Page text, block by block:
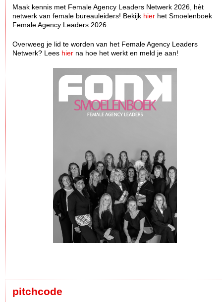
Maak kennis met Female Agency Leaders Netwerk 2026, hèt
netwerk van female bureauleiders! Bekijk hier het Smoelenboek
Female Agency Leaders 2026.
Overweeg je lid te worden van het Female Agency Leaders
Netwerk? Lees hier na hoe het werkt en meld je aan!
pitchcode